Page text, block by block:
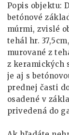
Popis objektu:
betónové
múrmi, zvislé
tehál hr.
murované z
z keramických
je aj s
prednej časti
osadené v
privedená do